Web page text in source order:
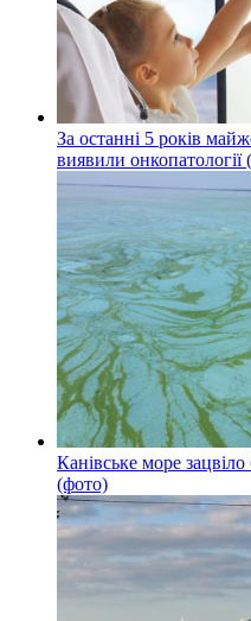
За останні 5 років
виявили онкопатології
Канівське море
(фото)